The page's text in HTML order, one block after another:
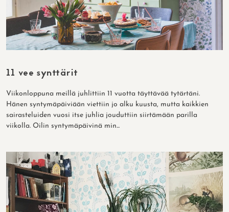
11 vee synttärit
Viikonloppuna meillä juhlittiin 11 vuotta täyttävää tytärtäni.
Hänen syntymäpäiviään viettiin jo alku kuusta, mutta kaikkien
sairasteluiden vuosi itse juhlia jouduttiin siirtämään parilla
viikolla. Oilin syntymäpäivinä min...